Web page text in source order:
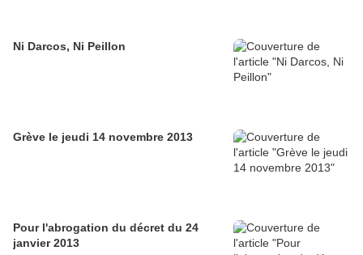
Ni Darcos, Ni Peillon
Grève le jeudi 14 novembre 2013
Pour l'abrogation du décret du 24
janvier 2013